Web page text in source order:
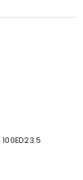
100ED23.5